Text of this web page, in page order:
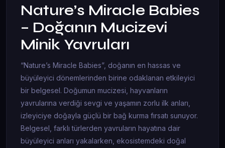
Nature’s Miracle Babies
– Doğanın Mucizevi
Minik Yavruları
“Nature’s Miracle Babies”, doğanın en hassas ve
büyüleyici dönemlerinden birine odaklanan etkileyici
bir belgesel. Doğumun mucizesi, hayvanların
yavrularına verdiği sevgi ve yaşamın zorlu ilk anları,
izleyiciye doğayla güçlü bir bağ kurma fırsatı sunuyor.
Belgesel, farklı türlerden yavruların hayatına dair
büyüleyici anları yakalarken, ekosistemdeki doğal